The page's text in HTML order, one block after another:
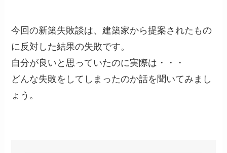
今回の新築失敗談は、建築家から提案されたもの
に反対した結果の失敗です。
自分が良いと思っていたのに実際は・・・
どんな失敗をしてしまったのか話を聞いてみまし
ょう。